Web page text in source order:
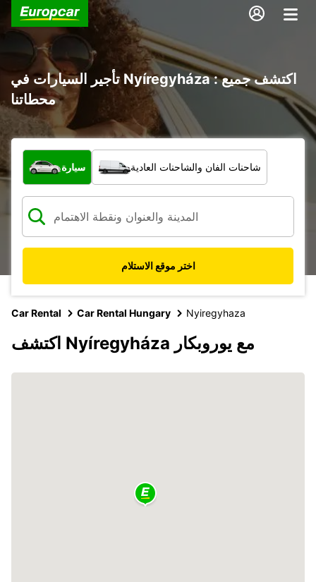
تأجير السيارات في Nyíregyháza : اكتشف جميع
محطاتنا
ما نوع المركبة؟
سيارة شاحنات الفان والشاحنات العادية
اختر موقع الاستلام
Car Rental Car Rental Hungary Nyiregyhaza
اكتشف Nyíregyháza مع يوروبكار